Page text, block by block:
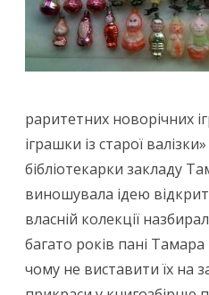
раритетних новорічних
іграшки із старої
бібліотекарки закладу
виношувала ідею
власній колекції
багато років пані
чому не виставити їх на